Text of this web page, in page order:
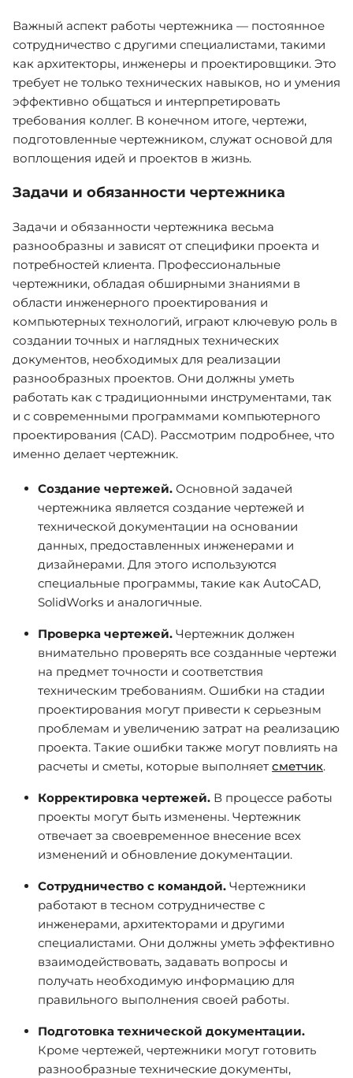
Важный аспект работы чертежника — постоянное
сотрудничество с другими специалистами, такими
как архитекторы, инженеры и проектировщики. Это
требует не только технических навыков, но и умения
эффективно общаться и интерпретировать
требования коллег. В конечном итоге, чертежи,
подготовленные чертежником, служат основой для
воплощения идей и проектов в жизнь.
Задачи и обязанности чертежника
Задачи и обязанности чертежника весьма
разнообразны и зависят от специфики проекта и
потребностей клиента. Профессиональные
чертежники, обладая обширными знаниями в
области инженерного проектирования и
компьютерных технологий, играют ключевую роль в
создании точных и наглядных технических
документов, необходимых для реализации
разнообразных проектов. Они должны уметь
работать как с традиционными инструментами, так
и с современными программами компьютерного
проектирования (CAD). Рассмотрим подробнее, что
именно делает чертежник.
Создание чертежей. Основной задачей
чертежника является создание чертежей и
технической документации на основании
данных, предоставленных инженерами и
дизайнерами. Для этого используются
специальные программы, такие как AutoCAD,
SolidWorks и аналогичные.
Проверка чертежей. Чертежник должен
внимательно проверять все созданные чертежи
на предмет точности и соответствия
техническим требованиям. Ошибки на стадии
проектирования могут привести к серьезным
проблемам и увеличению затрат на реализацию
проекта. Такие ошибки также могут повлиять на
расчеты и сметы, которые выполняет сметчик.
Корректировка чертежей. В процессе работы
проекты могут быть изменены. Чертежник
отвечает за своевременное внесение всех
изменений и обновление документации.
Сотрудничество с командой. Чертежники
работают в тесном сотрудничестве с
инженерами, архитекторами и другими
специалистами. Они должны уметь эффективно
взаимодействовать, задавать вопросы и
получать необходимую информацию для
правильного выполнения своей работы.
Подготовка технической документации.
Кроме чертежей, чертежники могут готовить
разнообразные технические документы,